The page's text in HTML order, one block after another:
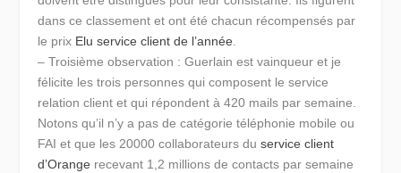
dans ce classement et ont été chacun récompensés par
le prix Elu service client de l’année
– Troisième observation : Guerlain est vainqueur et je
félicite les trois personnes qui composent le service
relation client et qui répondent à 420 mails par semaine.
Notons qu’il n’y a pas de catégorie téléphonie mobile ou
FAI et que les 20000 collaborateurs duservice client
d’Orange recevant 1,2 millions de contacts par semaine